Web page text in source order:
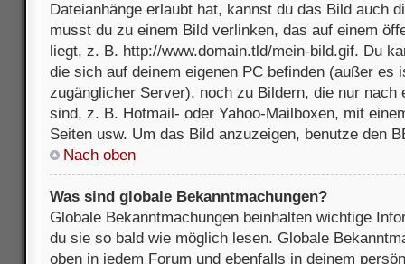
Dateianhänge erlaubt hat, kannst du das Bild auch
musst du zu einem Bild verlinken, das auf einem
liegt, z. B. http://www.domain.tld/mein-bild.gif. Du
die sich auf deinem eigenen PC befinden (außer es
zugänglicher Server), noch zu Bildern, die nur nach
sind, z. B. Hotmail- oder Yahoo-Mailboxen, mit
Seiten usw. Um das Bild anzuzeigen, benutze den
Nach oben
Was sind globale Bekanntmachungen?
Globale Bekanntmachungen beinhalten wichtige
du sie so bald wie möglich lesen. Globale
oben in jedem Forum und ebenfalls in deinem